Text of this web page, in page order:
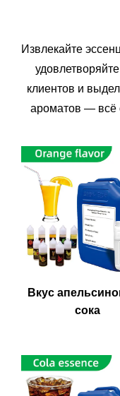
Извлекайте
клиентов и
ароматов — всё
Вкус
сока